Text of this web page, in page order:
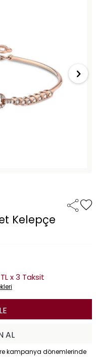
Kelepçe
x 3 Taksit
AL
kampanya dönemlerinde